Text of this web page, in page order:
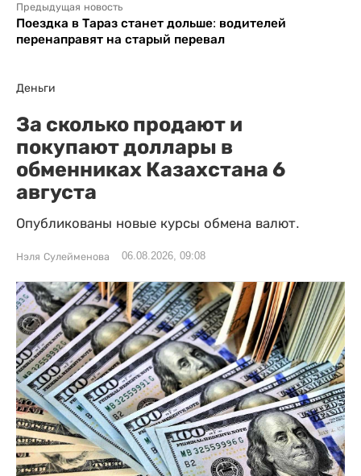
Предыдущая новость
Поездка в Тараз станет дольше: водителей
перенаправят на старый перевал
Деньги
За сколько продают и
покупают доллары в
обменниках Казахстана 6
августа
Опубликованы новые курсы обмена валют.
Нэля Сулейменова 06.08.2026, 09:08